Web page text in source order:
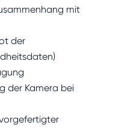
mit
der
der Kamera bei